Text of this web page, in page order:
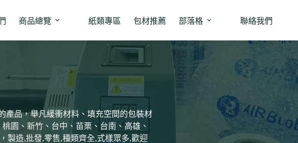
商品總覽 紙類專區 包材推薦 部落格 聯絡我們
產品，舉凡緩衝材料、填充空間的包裝材
園、新竹、台中、苗栗、台南、高雄、
製造,批發,零售,種類齊全,式樣眾多,歡迎